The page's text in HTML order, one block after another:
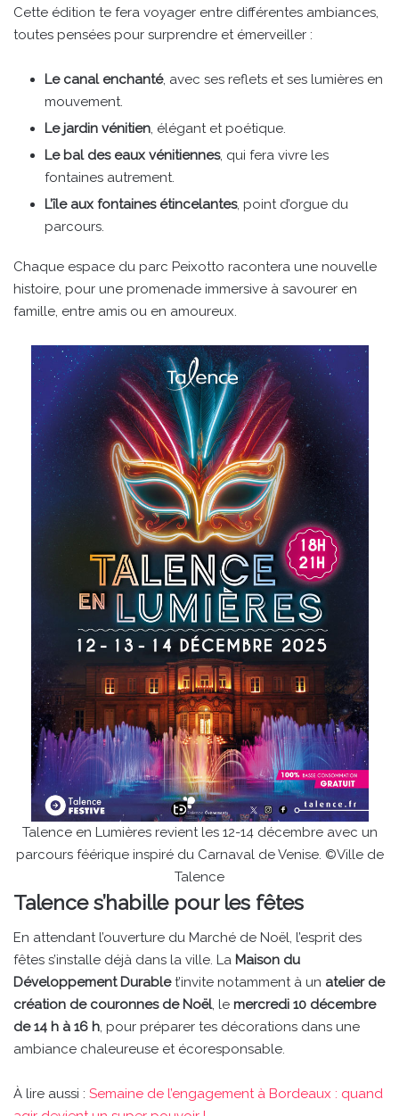
Cette édition te fera voyager entre différentes ambiances,
toutes pensées pour surprendre et émerveiller :
Le canal enchanté, avec ses reflets et ses lumières en
mouvement.
Le jardin vénitien, élégant et poétique.
Le bal des eaux vénitiennes, qui fera vivre les
fontaines autrement.
L’île aux fontaines étincelantes, point d’orgue du
parcours.
Chaque espace du parc Peixotto racontera une nouvelle
histoire, pour une promenade immersive à savourer en
famille, entre amis ou en amoureux.
Talence en Lumières revient les 12-14 décembre avec un
parcours féérique inspiré du Carnaval de Venise. ©Ville de
Talence
Talence s’habille pour les fêtes
En attendant l’ouverture du Marché de Noël, l’esprit des
fêtes s’installe déjà dans la ville. La Maison du
Développement Durablet’invite notamment à un atelier de
création de couronnes de Noël, le mercredi 10 décembre
de 14 h à 16 h, pour préparer tes décorations dans une
ambiance chaleureuse et écoresponsable.
À lire aussi : Semaine de l’engagement à Bordeaux : quand